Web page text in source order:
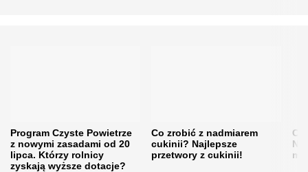
Program Czyste Powietrze
z nowymi zasadami od 20
lipca. Którzy rolnicy
zyskają wyższe dotacje?
Co zrobić z nadmiarem
cukinii? Najlepsze
przetwory z cukinii!